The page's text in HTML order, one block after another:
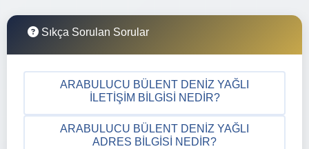
Sıkça Sorulan Sorular
ARABULUCU BÜLENT DENIZ YAĞLI
İLETIŞIM BILGISI NEDIR?
ARABULUCU BÜLENT DENIZ YAĞLI
ADRES BILGISI NEDIR?